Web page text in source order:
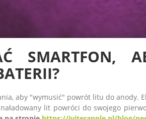
SMARTFON,
aby "wymusić" powrót litu do anody.
lit powróci do swojego